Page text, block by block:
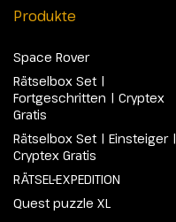
Produkte
Space Rover
Rätselbox Set |
Fortgeschritten | Cryptex
Gratis
Rätselbox Set | Einsteiger |
Cryptex Gratis
RÄTSEL-EXPEDITION
Quest puzzle XL